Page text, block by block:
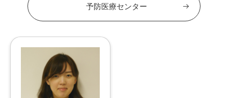
予防医療センター